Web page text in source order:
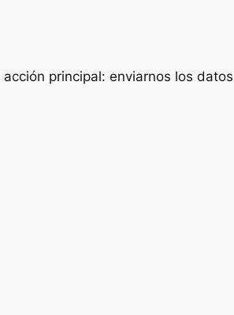
principal: enviarnos los